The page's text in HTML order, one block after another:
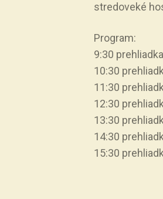
stredoveké
Program:
9:30
10:30
11:30
12:30
13:30
14:30
15:30